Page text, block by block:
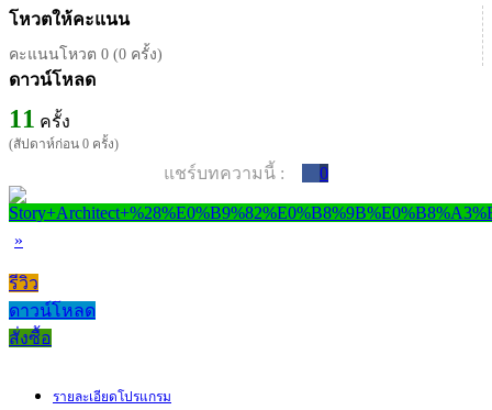
โหวตให้คะแนน
คะแนนโหวต 0 (0 ครั้ง)
ดาวน์โหลด
11 ครั้ง
(สัปดาห์ก่อน 0 ครั้ง)
แชร์บทความนี้ : 0
»
รีวิว
ดาวน์โหลด
สั่งซื้อ
รายละเอียดโปรแกรม